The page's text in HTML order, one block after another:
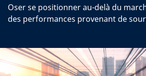
Oser se positionner au-delà du
des performances provenant de